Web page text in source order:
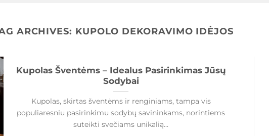
ARCHIVES: KUPOLO DEKORAVIMO IDĖJOS
Kupolas Šventėms – Idealus Pasirinkimas Jūsų
Sodybai
Kupolas, skirtas šventėms ir renginiams, tampa vis
populiaresniu pasirinkimu sodybų savininkams, norintiems
suteikti svečiams unikalią...